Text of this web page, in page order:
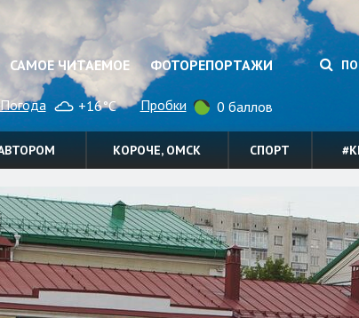
САМОЕ ЧИТАЕМОЕ ФОТОРЕПОРТАЖИ
Погода +16°C Пробки 0 баллов
КОРОЧЕ, ОМСК СПОРТ